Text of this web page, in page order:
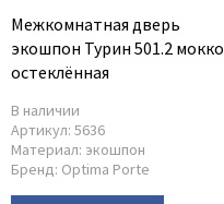
Межкомнатная дверь
экошпон Турин 501.2 мокко
остеклённая
В наличии
Артикул: 5636
Материал: экошпон
Бренд: Optima Porte